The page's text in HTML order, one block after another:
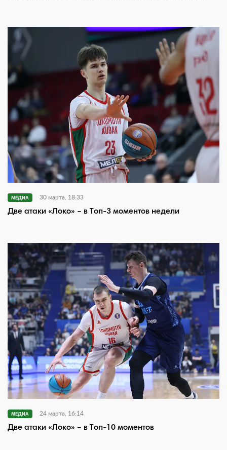
МЕДИА 30 марта, 18:33
Две атаки «Локо» – в Топ-3 моментов недели
МЕДИА 24 марта, 16:14
Две атаки «Локо» – в Топ-10 моментов